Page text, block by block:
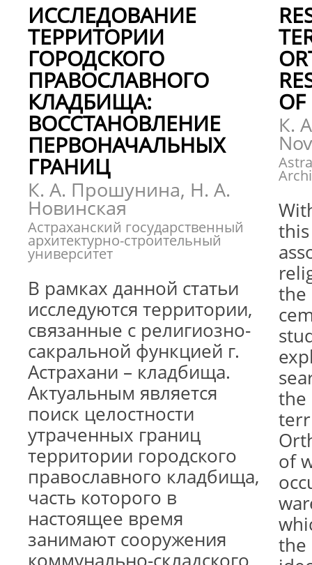
ИССЛЕДОВАНИЕ
ТЕРРИТОРИИ
ГОРОДСКОГО
ПРАВОСЛАВНОГО
КЛАДБИЩА:
ВОССТАНОВЛЕНИЕ
ПЕРВОНАЧАЛЬНЫХ
ГРАНИЦ
К. А. Прошунина, Н. А.
Новинская
Астраханский государственный
архитектурно-строительный
университет
В рамках данной статьи
исследуются территории,
связанные с религиозно-
сакральной функцией г.
Астрахани – кладбища.
Актуальным является
поиск целостности
утраченных границ
территории городского
православного кладбища,
часть которого в
настоящее время
занимают сооружения
OF
К.
the
the
of
the